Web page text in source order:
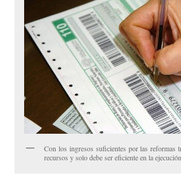
Con los ingresos suficientes por las reformas
recursos y solo debe ser eficiente en la